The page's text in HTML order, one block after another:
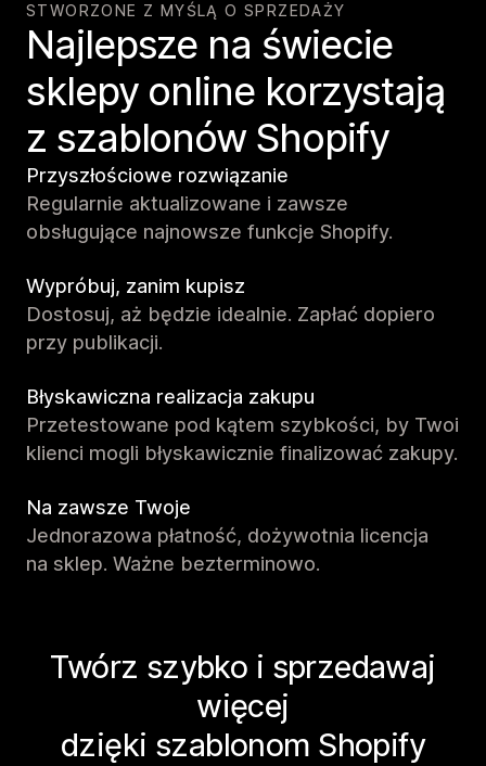
STWORZONE Z MYŚLĄ O SPRZEDAŻY
Najlepsze na świecie
sklepy online korzystają
z szablonów Shopify
Przyszłościowe rozwiązanie
Regularnie aktualizowane i zawsze
obsługujące najnowsze funkcje Shopify.
Wypróbuj, zanim kupisz
Dostosuj, aż będzie idealnie. Zapłać dopiero
przy publikacji.
Błyskawiczna realizacja zakupu
Przetestowane pod kątem szybkości, by Twoi
klienci mogli błyskawicznie finalizować zakupy.
Na zawsze Twoje
Jednorazowa płatność, dożywotnia licencja
na sklep. Ważne bezterminowo.
Twórz szybko i sprzedawaj
więcej
dzięki szablonom Shopify